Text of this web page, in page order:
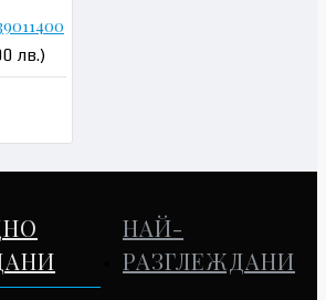
лв.)
НАЙ-
РАЗГЛЕЖДАНИ